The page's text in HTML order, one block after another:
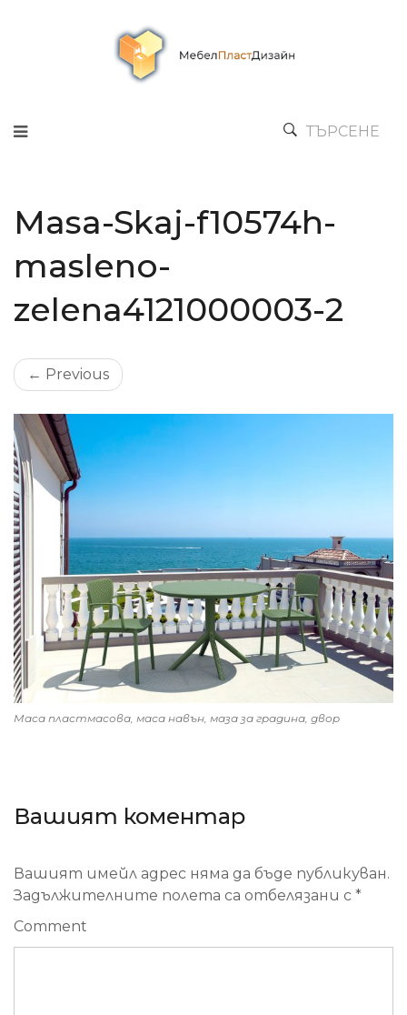
ТЪРСЕНЕ
Masa-Skaj-f10574h-
masleno-
zelena4121000003-2
← Previous
Маса пластмасова, маса навън, маза за градина, двор
Вашият коментар
Вашият имейл адрес няма да бъде публикуван.
Задължителните полета са отбелязани с *
Comment